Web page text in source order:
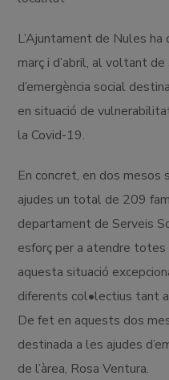
L’Ajuntament de Nules
març i d’abril, al voltant
d’emergència social
en situació de
la Covid-19.
En concret, en dos mesos
ajudes un total de 209
departament de Serveis
esforç per a atendre
aquesta situació
diferents col•lectius tant
De fet en aquests dos
destinada a les ajudes
de l’àrea, Rosa Ventura.